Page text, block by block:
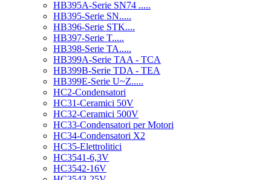
HB395A-Serie SN74 .....
HB395-Serie SN.....
HB396-Serie STK....
HB397-Serie T.....
HB398-Serie TA.....
HB399A-Serie TAA - TCA
HB399B-Serie TDA - TEA
HB399E-Serie U~Z.....
HC2-Condensatori
HC31-Ceramici 50V
HC32-Ceramici 500V
HC33-Condensatori per Motori
HC34-Condensatori X2
HC35-Elettrolitici
HC3541-6,3V
HC3542-16V